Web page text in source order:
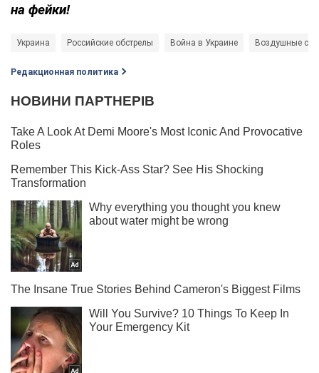
на фейки!
Украина Российские обстрелы Война в Украине Воздушные
Редакционная политика